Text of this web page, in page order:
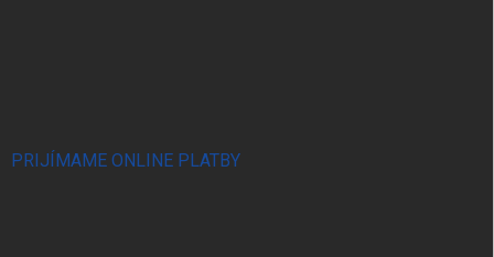
PRIJÍMAME ONLINE PLATBY